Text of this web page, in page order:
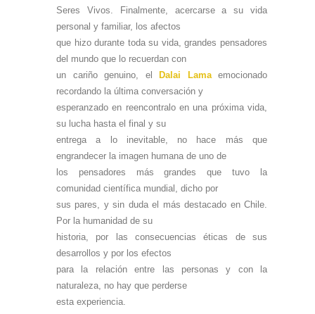
Seres Vivos. Finalmente, acercarse a su vida
personal y familiar, los afectos
que hizo durante toda su vida, grandes pensadores
del mundo que lo recuerdan con
un cariño genuino, el
Dalai Lamaemocionado
recordando la última conversación y
esperanzado en reencontralo en una próxima vida,
su lucha hasta el final y su
entrega a lo inevitable, no hace más que
engrandecer la imagen humana de uno de
los pensadores más grandes que tuvo la
comunidad científica mundial, dicho por
sus pares, y sin duda el más destacado en Chile.
Por la humanidad de su
historia, por las consecuencias éticas de sus
desarrollos y por los efectos
para la relación entre las personas y con la
naturaleza, no hay que perderse
esta experiencia.